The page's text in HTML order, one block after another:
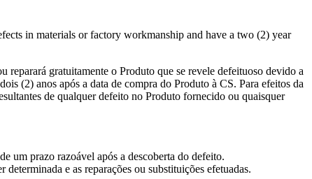
in materials or factory workmanship and have a two (2) year
gratuitamente o Produto que se revele defeituoso devido a
(2) anos após a data de compra do Produto à CS. Para efeitos da
de qualquer defeito no Produto fornecido ou quaisquer
um prazo razoável após a descoberta do defeito.
e as reparações ou substituições efetuadas.